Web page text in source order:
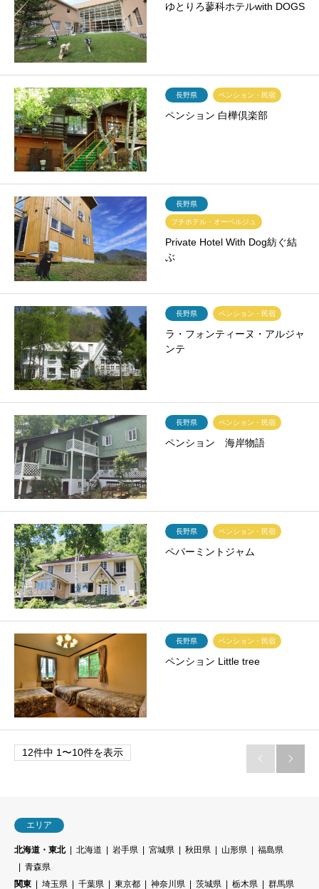
ゆとりろ蓼科ホテルwith DOGS
長野県 ペンション・民宿
ペンション 白樺倶楽部
長野県
プチホテル・オーベルジュ
Private Hotel With Dog紡ぐ結
ぶ
長野県 ペンション・民宿
ラ・フォンティーヌ・アルジャ
ンテ
長野県 ペンション・民宿
ペンション 海岸物語
長野県 ペンション・民宿
ペパーミントジャム
長野県 ペンション・民宿
ペンション Little tree
12件中 1〜10件を表示
 
エリア
北海道・東北 北海道 岩手県 宮城県 秋田県 山形県
福島県
青森県
関東
埼玉県 千葉県 東京都 神奈川県 茨城県 栃木県 群馬県